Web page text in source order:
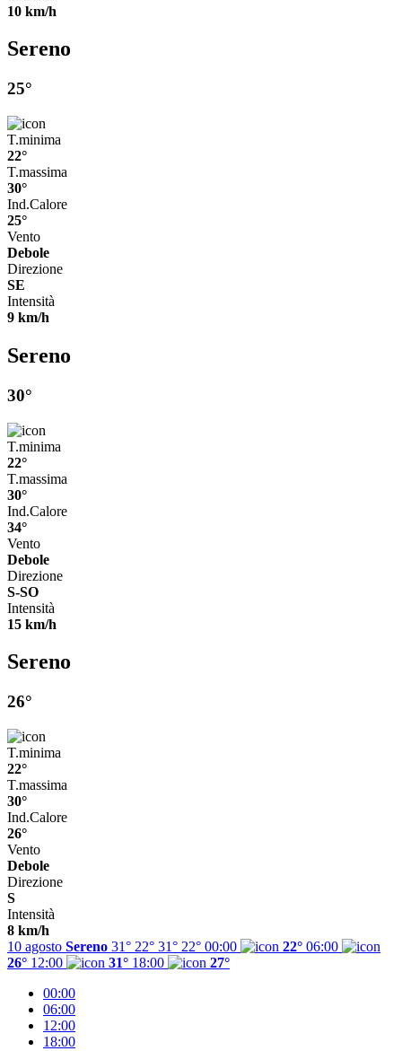
10 km/h
Sereno
25°
T.minima
22°
T.massima
30°
Ind.Calore
25°
Vento
Debole
Direzione
SE
Intensità
9 km/h
Sereno
30°
T.minima
22°
T.massima
30°
Ind.Calore
34°
Vento
Debole
Direzione
S-SO
Intensità
15 km/h
Sereno
26°
T.minima
22°
T.massima
30°
Ind.Calore
26°
Vento
Debole
Direzione
S
Intensità
8 km/h
10 agosto Sereno 31° 22° 31° 22° 00:00 22° 06:00
26° 12:00 31° 18:00
27°
00:00
06:00
12:00
18:00